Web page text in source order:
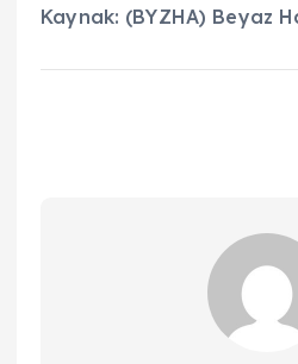
Kaynak: (BYZHA) Beyaz